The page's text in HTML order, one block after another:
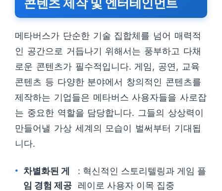
콘텐츠 제작 및 엔터테인먼트
메타버스가 단순한 기술 집합체를 넘어 매력적
인 공간으로 거듭나기 위해서는 풍부하고 다채
로운 콘텐츠가 필수적입니다. 게임, 공연, 교육
콘텐츠 등 다양한 분야에서 창의적인 콘텐츠를
제작하는 기업들은 메타버스 사용자들을 사로잡
는 중요한 역할을 담당합니다. 그들의 상상력이
만들어낼 가상 세계의 모습이 벌써부터 기대됩
니다.
차별화된 게
임 경험 제공
: 혁신적인 스토리텔링과 게임 플
레이로 사용자 이목 집중